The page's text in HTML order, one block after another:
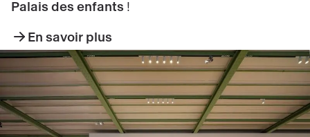
Palais des enfants !
En savoir plus